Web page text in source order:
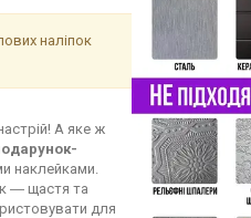
наліпок
А яке ж
наклейками.
― щастя та
для